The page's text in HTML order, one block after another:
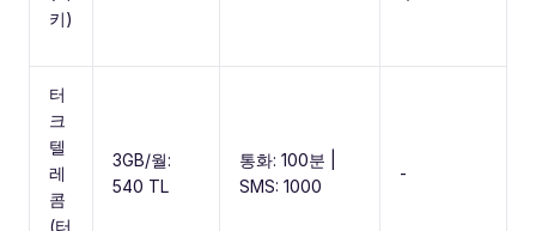
키)
터
크
텔
레
콤
(터
3GB/월:
540 TL
통화: 100분 |
SMS: 1000
-